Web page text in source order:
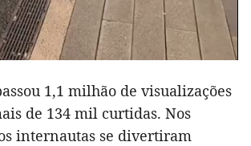
1,1 milhão de visualizações
de 134 mil curtidas. Nos
internautas se divertiram